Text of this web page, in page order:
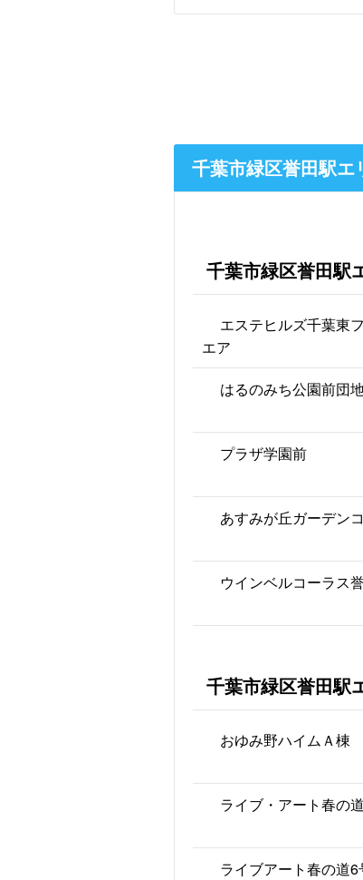
千葉市緑区誉田駅エ
千葉市緑区誉田駅
エステヒルズ千葉東
エア
はるのみち公園前団
プラザ学園前
あすみが丘ガーデン
ウインベルコーラス
千葉市緑区誉田駅
おゆみ野ハイムＡ棟
ライブ・アート春の
ライブアート春の道6